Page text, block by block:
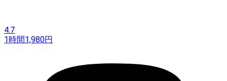
4.7
1時間1,980円